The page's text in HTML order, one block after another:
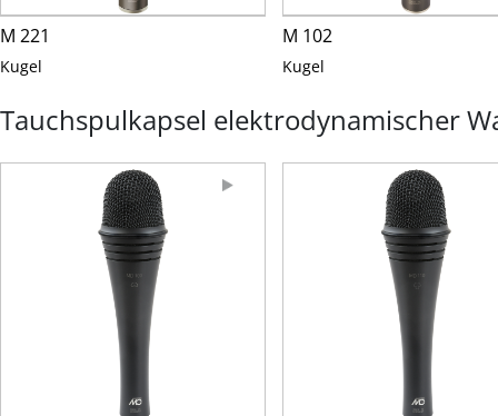
M 221
Kugel
M 102
Kugel
Tauchspulkapsel elektrodynamischer